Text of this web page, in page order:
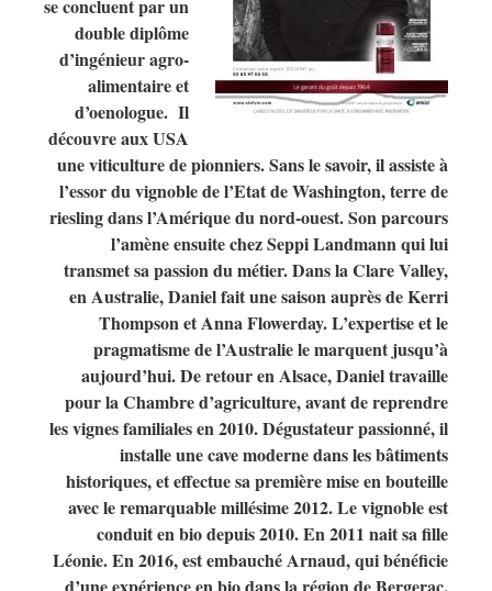
se concluent par un
double diplôme
d’ingénieur agro-
alimentaire et
d’oenologue. Il
découvre aux USA
une viticulture de pionniers. Sans le savoir, il assiste à
l’essor du vignoble de l’Etat de Washington, terre de
riesling dans l’Amérique du nord-ouest. Son parcours
l’amène ensuite chez Seppi Landmann qui lui
transmet sa passion du métier. Dans la Clare Valley,
en Australie, Daniel fait une saison auprès de Kerri
Thompson et Anna Flowerday. L’expertise et le
pragmatisme de l’Australie le marquent jusqu’à
aujourd’hui. De retour en Alsace, Daniel travaille
pour la Chambre d’agriculture, avant de reprendre
les vignes familiales en 2010. Dégustateur passionné, il
installe une cave moderne dans les bâtiments
historiques, et effectue sa première mise en bouteille
avec le remarquable millésime 2012. Le vignoble est
conduit en bio depuis 2010. En 2011 nait sa fille
Léonie. En 2016, est embauché Arnaud, qui bénéficie
d’une expérience en bio dans la région de Bergerac.